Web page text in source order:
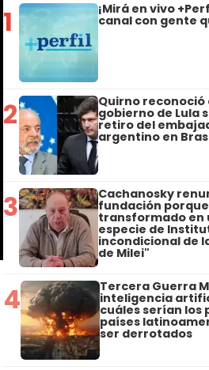
1 ¡Mirá en vivo
canal con gente
2 Quirno reconoció
gobierno de Lula
retiro del
argentino en
3 Cachanosky
fundación
transformado en
especie de
incondicional de
de Milei"
4 Tercera Guerra
inteligencia
cuáles serían los
países
ser derrotados